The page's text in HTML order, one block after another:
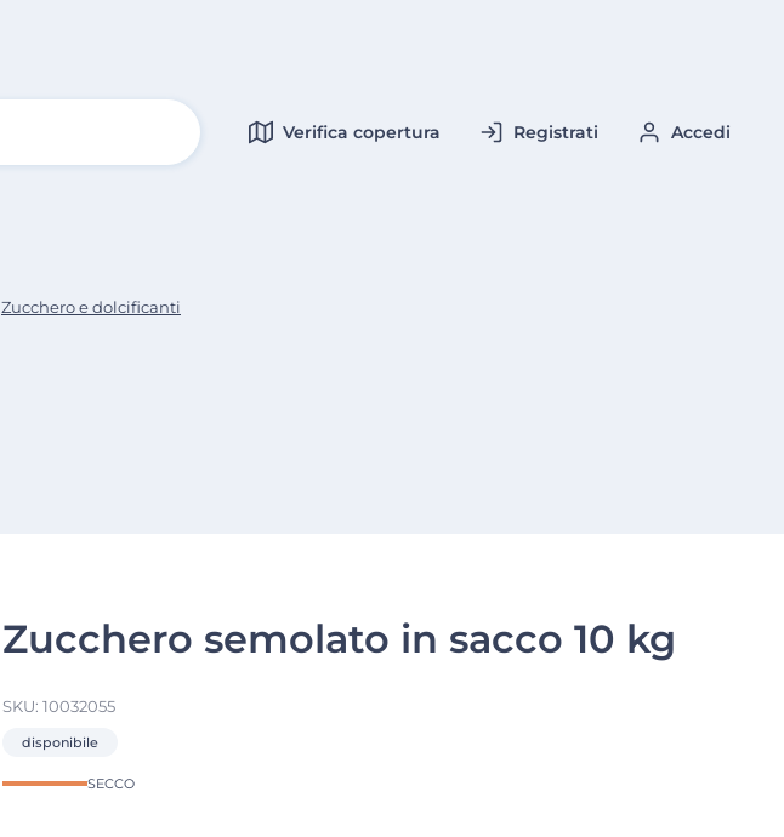
Verifica copertura Registrati Accedi
Zucchero e dolcificanti
Zucchero semolato in sacco 10 kg
SKU: 10032055
disponibile
SECCO